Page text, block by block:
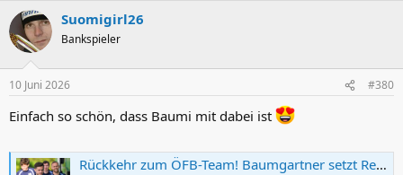
k
t
i
e
:
Suomigirl26
Bankspieler
10 Juni 2026 #380
Einfach so schön, dass Baumi mit dabei ist
Rückkehr zum ÖFB-Team! Baumgartner setzt Reha in den USA fort